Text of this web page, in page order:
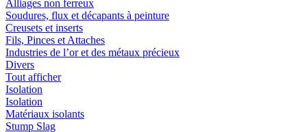
Alliages non ferreux
Soudures, flux et décapants à peinture
Creusets et inserts
Fils, Pinces et Attaches
Industries de l’or et des métaux précieux
Divers
Tout afficher
Isolation
Isolation
Matériaux isolants
Stump Slag